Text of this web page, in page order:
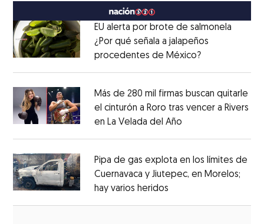
EU alerta por brote de salmonela
¿Por qué señala a jalapeños
procedentes de México?Opens in new
Más de 280 mil firmas buscan quitarle
el cinturón a Roro tras vencer a Rivers
en La Velada del Año
Pipa de gas explota en los límites de
Cuernavaca y Jiutepec, en Morelos;
hay varios heridos